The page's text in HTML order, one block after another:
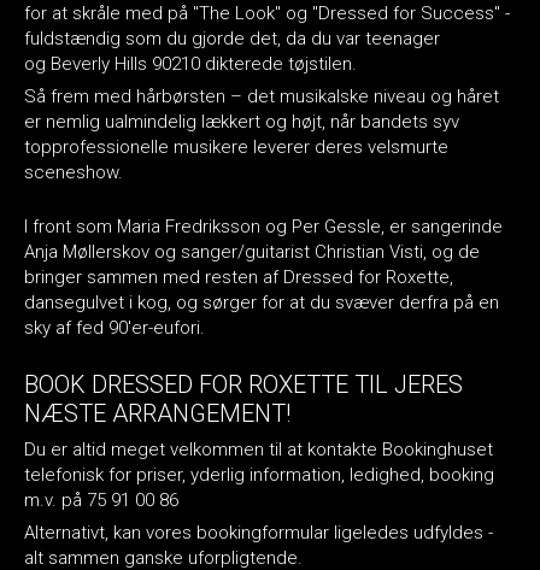
for at skråle med på "The Look" og "Dressed for Success" -
fuldstændig som du gjorde det, da du var teenager
og Beverly Hills 90210 dikterede tøjstilen.
Så frem med hårbørsten – det musikalske niveau og håret
er nemlig ualmindelig lækkert og højt, når bandets syv
topprofessionelle musikere leverer deres velsmurte
sceneshow.
I front som Maria Fredriksson og Per Gessle, er sangerinde
Anja Møllerskov og sanger/guitarist Christian Visti, og de
bringer sammen med resten af Dressed for Roxette,
dansegulvet i kog, og sørger for at du svæver derfra på en
sky af fed 90'er-eufori.
BOOK DRESSED FOR ROXETTE TIL JERES
NÆSTE ARRANGEMENT!
Du er altid meget velkommen til at kontakte Bookinghuset
telefonisk for priser, yderlig information, ledighed, booking
m.v. på 75 91 00 86
Alternativt, kan vores bookingformular ligeledes udfyldes -
alt sammen ganske uforpligtende.